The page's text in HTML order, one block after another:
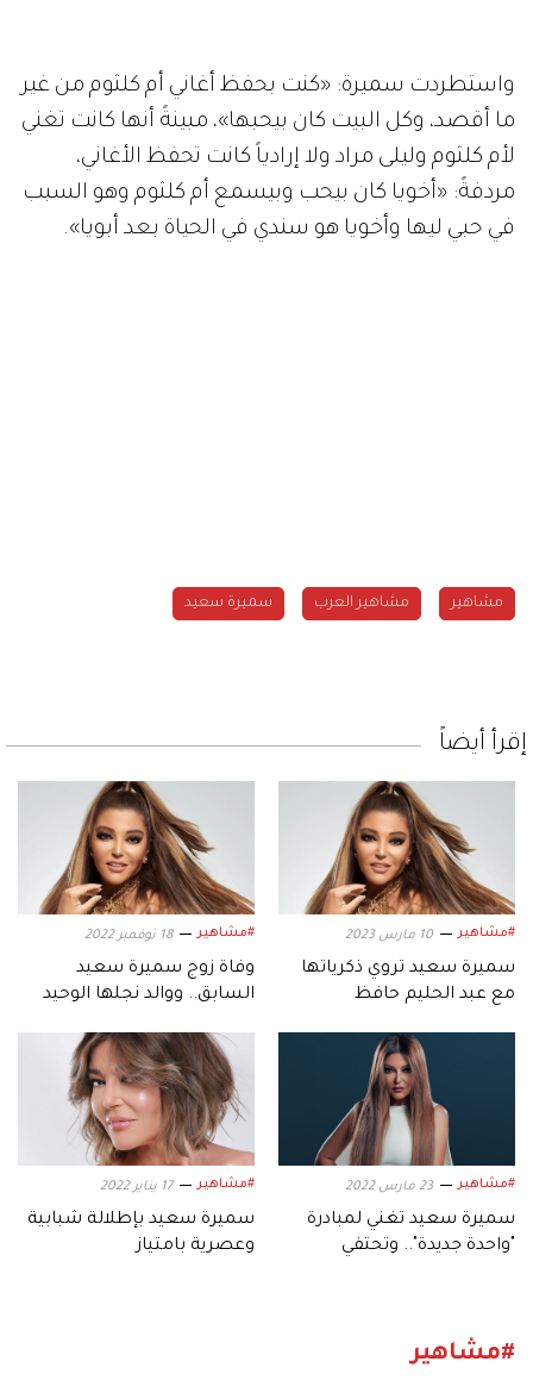
واستطردت سميرة: «كنت بحفظ أغاني أم كلثوم من غير
ما أقصد، وكل البيت كان بيحبها»، مبينةً أنها كانت تغني
لأم كلثوم وليلى مراد ولا إرادياً كانت تحفظ الأغاني،
مردفةً: «أخويا كان بيحب وبيسمع أم كلثوم وهو السبب
في حبي ليها وأخويا هو سندي في الحياة بعد أبويا».
مشاهير مشاهير العرب سميرة سعيد
إقرأ أيضاً
#مشاهير 10 مارس 2023
سميرة سعيد تروي ذكرياتها
مع عبد الحليم حافظ
#مشاهير 18 نوفمبر 2022
وفاة زوج سميرة سعيد
السابق.. ووالد نجلها الوحيد
#مشاهير 23 مارس 2022
سميرة سعيد تغني لمبادرة
"واحدة جديدة".. وتحتفي
#مشاهير 17 يناير 2022
سميرة سعيد بإطلالة شبابية
وعصرية بامتياز
#مشاهير